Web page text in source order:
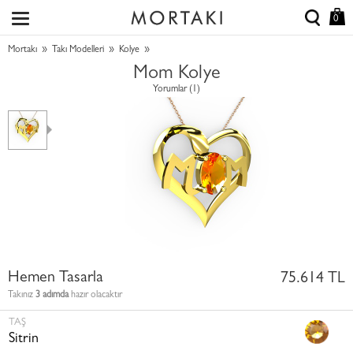
0
Mortakı » Takı Modelleri » Kolye »
Mom Kolye
Yorumlar (1)
Hemen Tasarla
Takınız 3 adımdahazır olacaktır
75.614 TL
TAŞ
Sitrin